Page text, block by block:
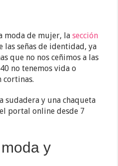
moda de mujer, lasección
las señas de identidad, ya
que no nos ceñimos a las
no tenemos vida o
cortinas.
sudadera y una chaqueta
portal online desde 7
y